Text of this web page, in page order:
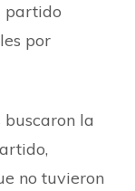
partido
por
la
no tuvieron